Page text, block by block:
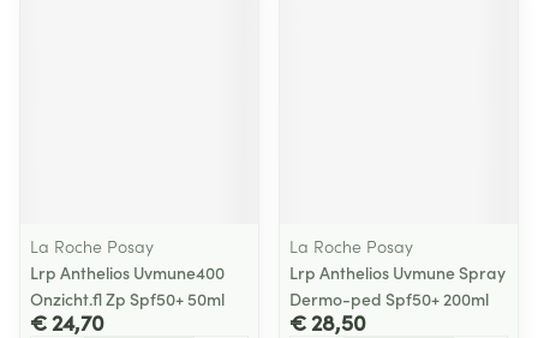
La Roche Posay
Lrp Anthelios Uvmune400
Onzicht.fl Zp Spf50+ 50ml
€ 24,70
La Roche Posay
Lrp Anthelios Uvmune Spray
Dermo-ped Spf50+ 200ml
€ 28,50